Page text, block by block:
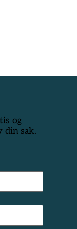
og
din sak.